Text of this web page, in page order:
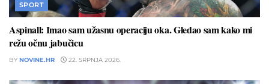
SPORT
Aspinall: Imao sam užasnu operaciju oka. Gledao sam kako mi
režu očnu jabučicu
BY NOVINE.HR 22. SRPNJA 2026.